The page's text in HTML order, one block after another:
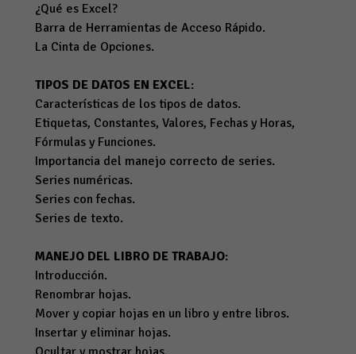
¿Qué es Excel?
Barra de Herramientas de Acceso Rápido.
La Cinta de Opciones.
TIPOS DE DATOS EN EXCEL:
Características de los tipos de datos.
Etiquetas, Constantes, Valores, Fechas y Horas,
Fórmulas y Funciones.
Importancia del manejo correcto de series.
Series numéricas.
Series con fechas.
Series de texto.
MANEJO DEL LIBRO DE TRABAJO:
Introducción.
Renombrar hojas.
Mover y copiar hojas en un libro y entre libros.
Insertar y eliminar hojas.